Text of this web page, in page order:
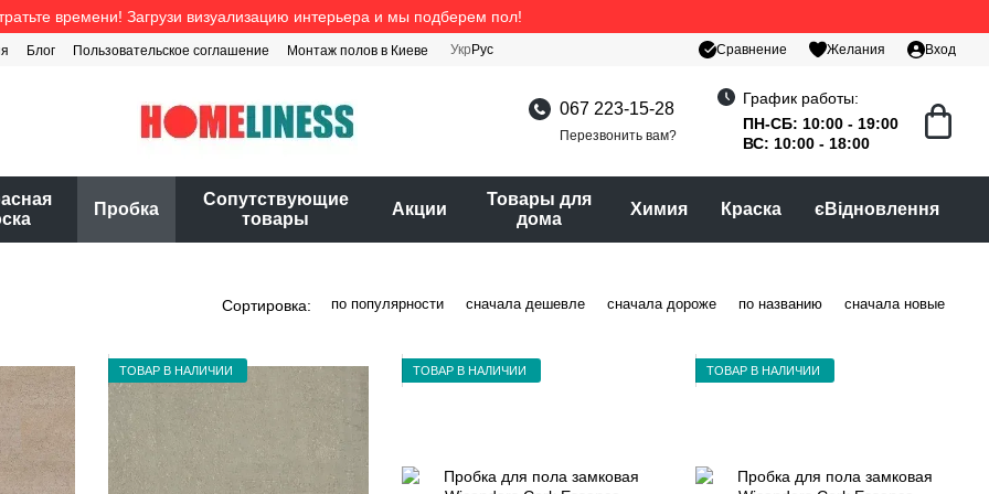
времени! Загрузи визуализацию интерьера и мы подберем пол!
Блог Пользовательское соглашение Монтаж полов в Киеве Укр Рус Сравнение Желания Вход
067 223-15-28
Перезвонить вам?
График работы:
ПН-СБ: 10:00 - 19:00
ВС: 10:00 - 18:00
Пробка
Cопутствующие
товары
Акции
Товары для
дома
Химия Краска єВідновлення
Сортировка: по популярности сначала дешевле сначала дороже по названию сначала новые
ТОВАР В НАЛИЧИИ ТОВАР В НАЛИЧИИ ТОВАР В НАЛИЧИИ